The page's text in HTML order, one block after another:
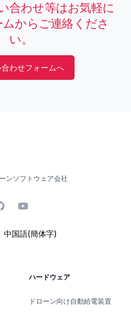
合わせ等はお気軽に
からご連絡くださ
い。
わせフォームへ
ンソフトウェア会社
YouTube
中国語(簡体字)
ハードウェア
ドローン向け自動給電装置